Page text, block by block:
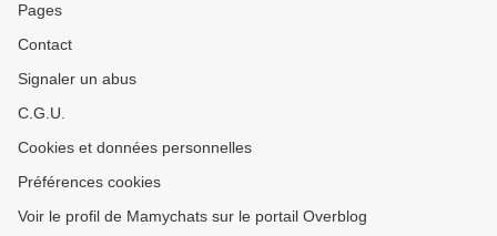
Pages
Contact
Signaler un abus
C.G.U.
Cookies et données personnelles
Préférences cookies
Voir le profil de Mamychats sur le portail Overblog